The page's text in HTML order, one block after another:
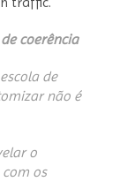
coerência
de
não é
o
os